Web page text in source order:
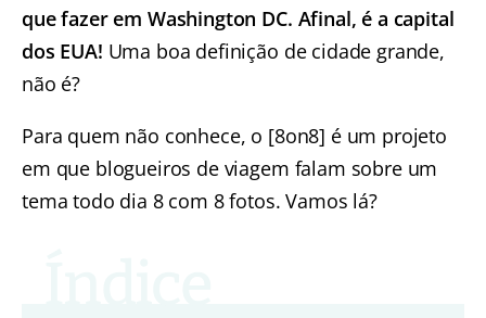
que fazer em Washington DC. Afinal, é a capital
dos EUA! Uma boa definição de cidade grande,
não é?
Para quem não conhece, o [8on8] é um projeto
em que blogueiros de viagem falam sobre um
tema todo dia 8 com 8 fotos. Vamos lá?